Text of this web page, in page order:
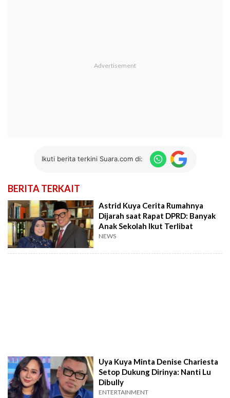
Ikuti berita terkini Suara.com di:
BERITA TERKAIT
Astrid Kuya Cerita Rumahnya
Dijarah saat Rapat DPRD: Banyak
Anak Sekolah Ikut Terlibat
NEWS
Uya Kuya Minta Denise Chariesta
Setop Dukung Dirinya: Nanti Lu
Dibully
ENTERTAINMENT